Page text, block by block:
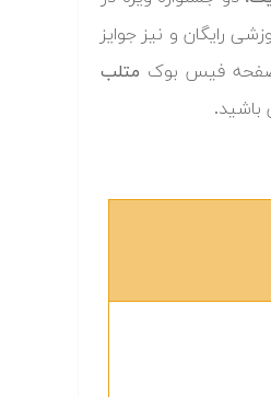
رایگان و نیز جوایز
فیس بوک متلب
باشید.